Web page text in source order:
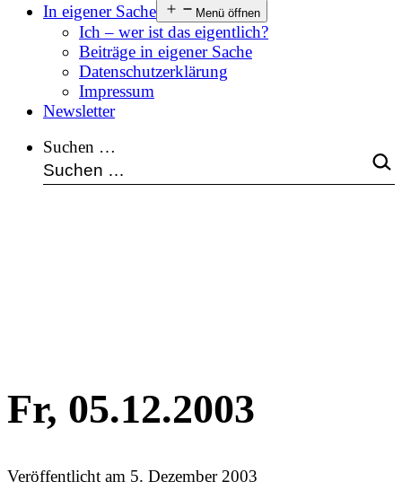
In eigener Sache
Menü öffnen
Ich – wer ist das eigentlich?
Beiträge in eigener Sache
Datenschutzerklärung
Impressum
Newsletter
Suchen …
Fr, 05.12.2003
Veröffentlicht am 5. Dezember 2003